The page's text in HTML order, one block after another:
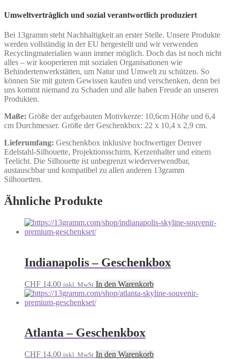
Umweltverträglich und sozial verantwortlich produziert
Bei 13gramm steht Nachhaltigkeit an erster Stelle. Unsere Produkte
werden vollständig in der EU hergestellt und wir verwenden
Recyclingmaterialien wann immer möglich. Doch das ist noch nicht
alles – wir kooperieren mit sozialen Organisationen wie
Behindertenwerkstätten, um Natur und Umwelt zu schützen. So
können Sie mit gutem Gewissen kaufen und verschenken, denn bei
uns kommt niemand zu Schaden und alle haben Freude an unseren
Produkten.
Maße: Größe der aufgebauten Motivkerze: 10,6cm Höhe und 6,4
cm Durchmesser. Größe der Geschenkbox: 22 x 10,4 x 2,9 cm.
Lieferumfang: Geschenkbox inklusive hochwertiger Denver
Edelstahl-Silhouette, Projektionsschirm, Kerzenhalter und einem
Teelicht. Die Silhouette ist unbegrenzt wiederverwendbar,
austauschbar und kompatibel zu allen anderen 13gramm
Silhouetten.
Ähnliche Produkte
Indianapolis – Geschenkbox
CHF 14.00 inkl. MwSt In den Warenkorb
Atlanta – Geschenkbox
CHF 14.00 inkl. MwSt In den Warenkorb